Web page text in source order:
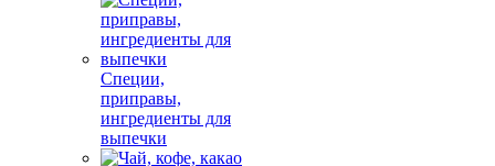
Специи,
приправы,
ингредиенты для
выпечки